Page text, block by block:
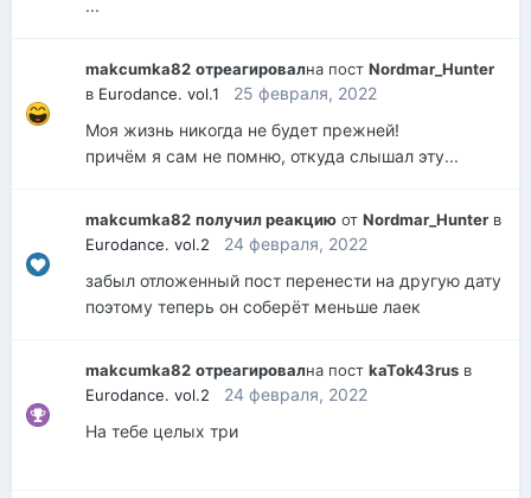
...
makcumka82 отреагировална пост Nordmar_Hunter
в Eurodance. vol.1
25 февраля, 2022
Моя жизнь никогда не будет прежней!
причём я сам не помню, откуда слышал эту...
makcumka82 получил реакцию от Nordmar_Hunter в
Eurodance. vol.2
24 февраля, 2022
забыл отложенный пост перенести на другую дату
поэтому теперь он соберёт меньше лаек
makcumka82 отреагировална пост kaTok43rus в
Eurodance. vol.2
24 февраля, 2022
На тебе целых три